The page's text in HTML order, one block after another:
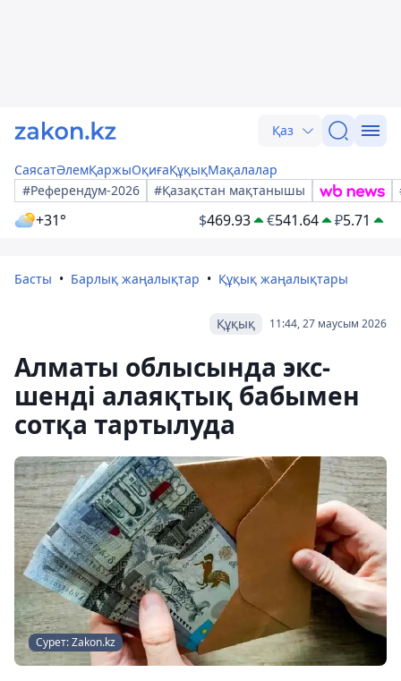
Қаз
СаясатӘлемҚаржыОқиғаҚұқықМақалалар
#Референдум-2026
#Қазақстан мақтанышы
+31° $469.93 €541.64 ₽5.71
Басты Барлық жаңалықтар Құқық жаңалықтары
11:44, 27 маусым 2026
Құқық
Алматы облысында экс-
шенді алаяқтық бабымен
сотқа тартылуда
Сурет: Zakon.kz